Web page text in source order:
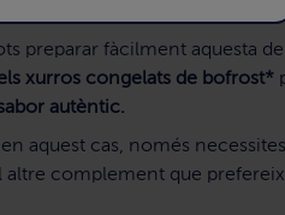
preparar fàcilment aquesta
xurros congelats de bofrost*
autèntic.
aquest cas, només
complement que